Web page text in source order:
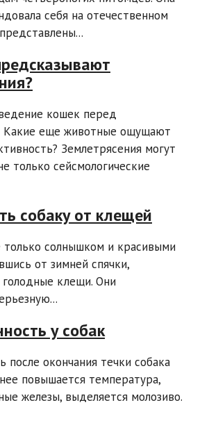
себя на отечественном
кошек перед
Какие еще животные ощущают
Землетрясения могут
только сейсмологические
собаку от клещей
только солнышком и красивыми
от зимней спячки,
голодные клещи. Они
у собак
после окончания течки собака
повышается температура,
железы, выделяется молозиво.